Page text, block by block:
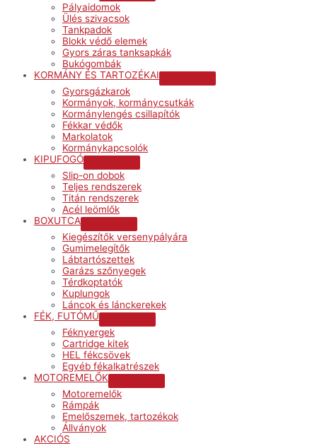
Pályaidomok
Ülés szivacsok
Tankpadok
Blokk védő elemek
Gyors záras tanksapkák
Bukógombák
KORMÁNY ÉS TARTOZÉKAI
Gyorsgázkarok
Kormányok, kormánycsutkák
Kormánylengés csillapítók
Fékkar védők
Markolatok
Kormánykapcsolók
KIPUFOGÓ
Toggle
Slip-on dobok
Teljes rendszerek
Titán rendszerek
Acél leömlők
BOXUTCA
Toggle
Kiegészítők versenypályára
Gumimelegítők
Lábtartószettek
Garázs szőnyegek
Térdkoptatók
Kuplungok
Láncok és lánckerekek
FÉK, FUTÓMŰ
Féknyergek
Cartridge kitek
HEL fékcsövek
Egyéb fékalkatrészek
MOTOREMELŐK
Motoremelők
Rámpák
Emelőszemek, tartozékok
Állványok
AKCIÓS